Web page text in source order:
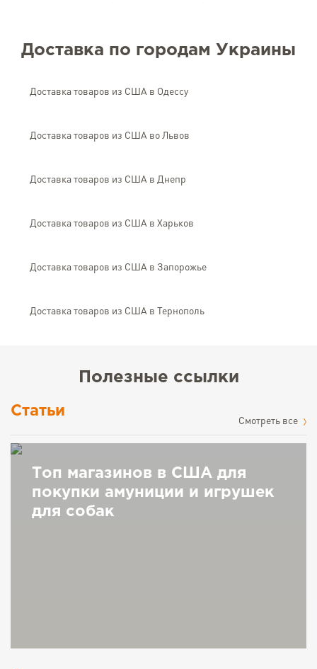
Доставка по городам Украины
Доставка товаров из США в Одессу
Доставка товаров из США во Львов
Доставка товаров из США в Днепр
Доставка товаров из США в Харьков
Доставка товаров из США в Запорожье
Доставка товаров из США в Тернополь
Полезные ссылки
Статьи
Cмотреть все
Топ магазинов в США для
покупки амуниции и игрушек
для собак